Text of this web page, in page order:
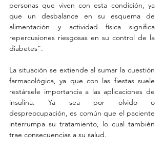
personas que viven con esta condición, ya
que un desbalance en su esquema de
alimentación y actividad física significa
repercusiones riesgosas en su control de la
diabetes”.
La situación se extiende al sumar la cuestión
farmacológica, ya que con las fiestas suele
restársele importancia a las aplicaciones de
insulina. Ya sea por olvido o
despreocupación, es común que el paciente
interrumpa su tratamiento, lo cual también
trae consecuencias a su salud.